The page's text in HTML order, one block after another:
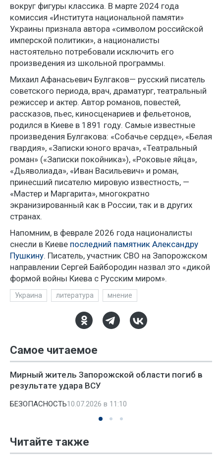
вокруг фигуры классика. В марте 2024 года
комиссия «Института национальной памяти»
Украины признала автора «символом российской
имперской политики», а националисты
настоятельно потребовали исключить его
произведения из школьной программы.
Михаил Афанасьевич Булгаков— русский писатель
советского периода, врач, драматург, театральный
режиссер и актер. Автор романов, повестей,
рассказов, пьес, киносценариев и фельетонов,
родился в Киеве в 1891 году. Самые известные
произведения Булгакова: «Собачье сердце», «Белая
гвардия», «Записки юного врача», «Театральный
роман» («Записки покойника»), «Роковые яйца»,
«Дьяволиада», «Иван Васильевич» и роман,
принесший писателю мировую известность, —
«Мастер и Маргарита», многократно
экранизированный как в России, так и в других
странах.
Напомним, в феврале 2026 года националисты
снесли в Киеве последний памятник Александру
Пушкину. Писатель, участник СВО на Запорожском
направлении Сергей Байбородин назвал это «дикой
формой войны Киева с Русским миром».
Украина литература мнение
Самое читаемое
Мирный житель Запорожской области погиб в
результате удара ВСУ
БЕЗОПАСНОСТЬ10.07.2026 в 11:10
Читайте также